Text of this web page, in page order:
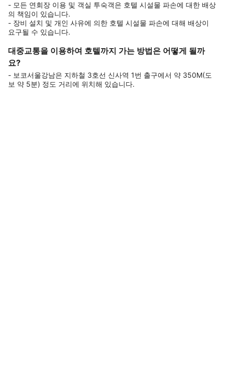
- 모든 연회장 이용 및 객실 투숙객은 호텔 시설물 파손에 대한 배상
의 책임이 있습니다.
- 장비 설치 및 개인 사유에 의한 호텔 시설물 파손에 대해 배상이
요구될 수 있습니다.
대중교통을 이용하여 호텔까지 가는 방법은 어떻게 될까
요?
- 보코서울강남은 지하철 3호선 신사역 1번 출구에서 약 350M(도
보 약 5분) 정도 거리에 위치해 있습니다.